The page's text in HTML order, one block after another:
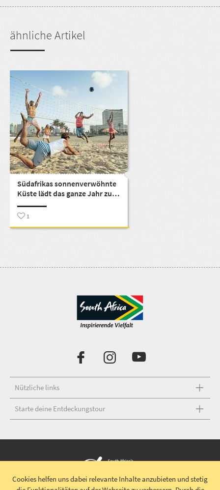
ähnliche Artikel
Südafrikas sonnenverwöhnte
Küste lädt das ganze Jahr zu
1
Nützliche links
Starte deine Entdeckungstour
Cookies helfen uns dabei relevante Inhalte anzubieten und stetig